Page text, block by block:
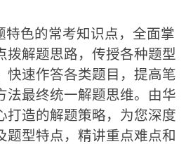
色的常考知识点，全面掌
拨解题思路，传授各种题型
快速作答各类题目，提高笔
法最终统一解题思维。由华
打造的解题策略，为您深度
题型特点，精讲重点难点和